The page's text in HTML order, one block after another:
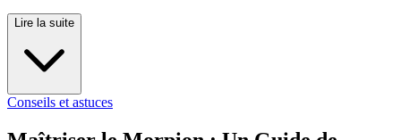
Lire la suite
Conseils et astuces